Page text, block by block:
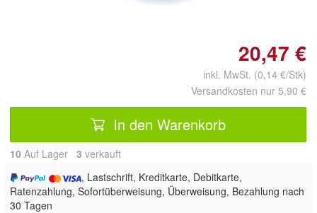
20,47 €
inkl. MwSt. (0,14 €/Stk)
Versandkosten nur 5,90 €
In den Warenkorb
10 Auf Lager 3 verkauft
, Lastschrift, Kreditkarte, Debitkarte,
Ratenzahlung, Sofortüberweisung, Überweisung, Bezahlung nach
30 Tagen